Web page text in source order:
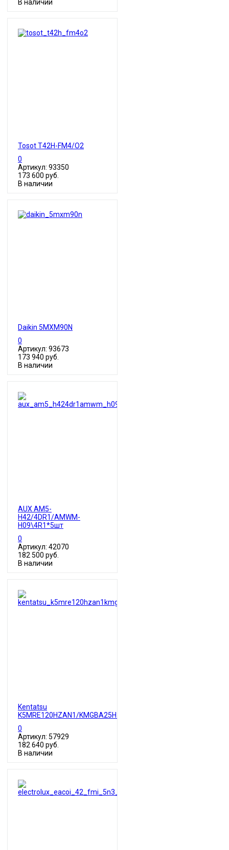
В наличии
Tosot T42H-FM4/O2
0
Артикул: 93350
173 600 руб.
В наличии
Daikin 5MXM90N
0
Артикул: 93673
173 940 руб.
В наличии
AUX AM5-
H42/4DR1/AMWM-
H09\4R1*5шт
0
Артикул: 42070
182 500 руб.
В наличии
Kentatsu
K5MRE120HZAN1/KMGBA25HZAN1*5шт
0
Артикул: 57929
182 640 руб.
В наличии